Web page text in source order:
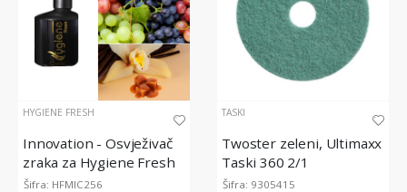
HYGIENE FRESH
Innovation - Osvježivač
zraka za Hygiene Fresh
Micro Diffuser, 200 ml
Šifra: HFMIC256
TASKI
Twoster zeleni, Ultimaxx
Taski 360 2/1
Šifra: 9305415